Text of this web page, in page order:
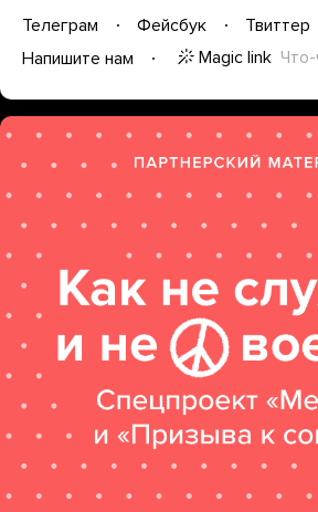
Телеграм Фейсбук Твиттер
Напишите нам
Magic link